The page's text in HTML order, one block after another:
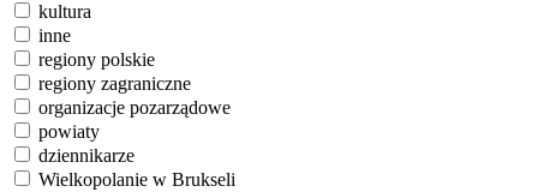
kultura
inne
regiony polskie
regiony zagraniczne
organizacje pozarządowe
powiaty
dziennikarze
Wielkopolanie w Brukseli